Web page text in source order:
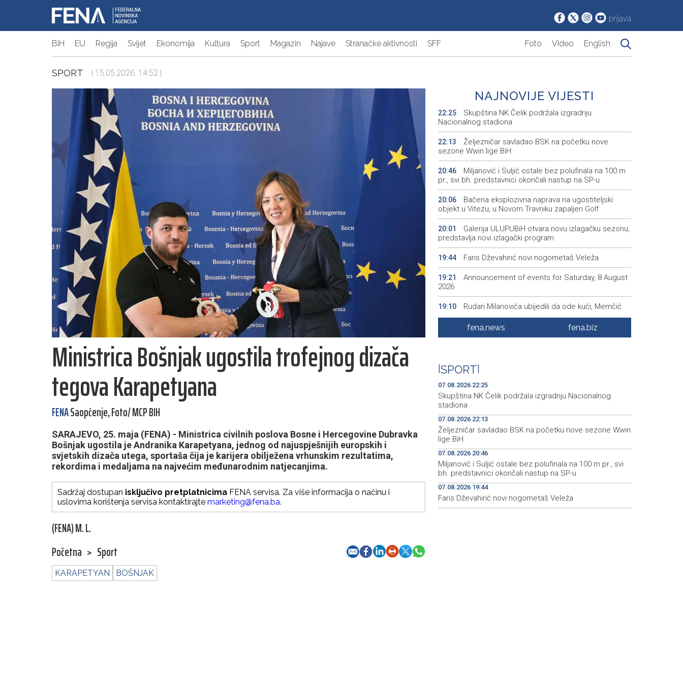
prijava
BiH EU Regija Svijet Ekonomija Kultura Sport Magazin Najave Stranačke aktivnosti SFF Foto Video English
SPORT | 15.05.2026. 14:52 |
Ministrica Bošnjak ugostila trofejnog dizača
tegova Karapetyana
FENASaopćenje, Foto/ MCP BIH
SARAJEVO, 25. maja (FENA) - Ministrica civilnih poslova Bosne i Hercegovine Dubravka
Bošnjak ugostila je Andranika Karapetyana, jednog od najuspješnijih europskih i
svjetskih dizača utega, sportaša čija je karijera obilježena vrhunskim rezultatima,
rekordima i medaljama na najvećim međunarodnim natjecanjima.
Sadržaj dostupan isključivo pretplatnicima FENA servisa. Za više informacija o načinu i
uslovima korištenja servisa kontaktirajte marketing@fena.ba.
(FENA) M. L.
Početna > Sport
KARAPETYAN BOŠNJAK
NAJNOVIJE VIJESTI
22:25
Skupština NK Čelik podržala izgradnju
Nacionalnog stadiona
22:13
Željezničar savladao BSK na početku nove
sezone Wwin lige BiH
20:46
Miljanović i Suljić ostale bez polufinala na 100 m
pr., svi bh. predstavnici okončali nastup na SP-u
20:06
Bačena eksplozivna naprava na ugostiteljski
objekt u Vitezu, u Novom Travniku zapaljen Golf
20:01
Galerija ULUPUBiH otvara novu izlagačku sezonu,
predstavlja novi izlagački program
19:44 Faris Dževahirić novi nogometaš Veleža
19:21
Announcement of events for Saturday, 8 August
2026
19:10
Rudari Milanovića ubijedili da ode kući, Memčić
se već ponovo vratio u jamu 'Raspotočje'
Sarajevo Film Festival presents Kinoscope and
19:00 Najave događaja za 8. 8. 2026. godine (subota)
fena.news fena.biz
SPORT
07.08.2026 22:25
Skupština NK Čelik podržala izgradnju Nacionalnog
stadiona
07.08.2026 22:13
Željezničar savladao BSK na početku nove sezone Wwin
lige BiH
07.08.2026 20:46
Miljanović i Suljić ostale bez polufinala na 100 m pr., svi
bh. predstavnici okončali nastup na SP-u
07.08.2026 19:44
Faris Dževahirić novi nogometaš Veleža